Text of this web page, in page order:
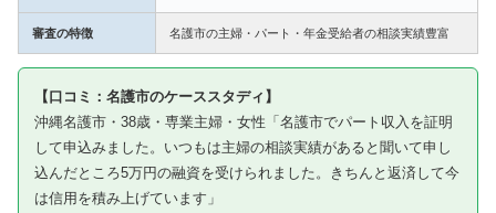
審査の特徴 名護市の主婦・パート・年金受給者の相談実績豊富
【口コミ：名護市のケーススタディ】
沖縄名護市・38歳・専業主婦・女性「名護市でパート収入を証明
して申込みました。いつもは主婦の相談実績があると聞いて申し
込んだところ5万円の融資を受けられました。きちんと返済して今
は信用を積み上げています」